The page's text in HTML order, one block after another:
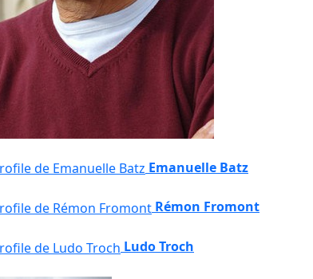
Emanuelle Batz
Rémon Fromont
Ludo Troch